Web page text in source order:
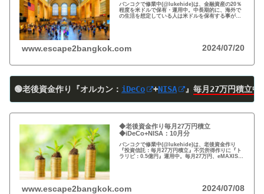
バンコクで修業中(@lukehide)は、金融資産の20％
程度を米ドルで保有・運用中。中長期的に、海外で
の生活を想定している人は米ドルを保有する事がお
www.escape2bangkok.com 2024/07/20
🟢老後資金作り『オルカン： iDeCo +NISA 』 毎月27万円積立中
◆老後資金作り毎月27万円積立
◆iDeCo+NISA：10月分
バンコクで修業中(@lukehide)は、老後資金作り
『投資信託：毎月27万円積立』不労所得作りに『ト
ラリピ：0.5億円』運用中。毎月27万円、eMAXIS
www.escape2bangkok.com 2024/07/08